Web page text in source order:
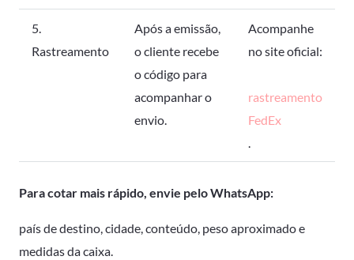
5.
Rastreamento
Após a emissão,
o cliente recebe
o código para
acompanhar o
envio.
Acompanhe
no site oficial:
rastreamento
FedEx
.
Para cotar mais rápido, envie pelo WhatsApp:
país de destino, cidade, conteúdo, peso aproximado e
medidas da caixa.